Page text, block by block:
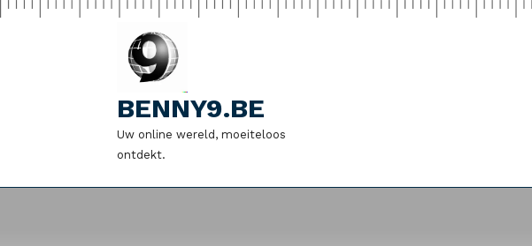
Naar
BENNY9.BE
Uw online wereld, moeiteloos
ontdekt.